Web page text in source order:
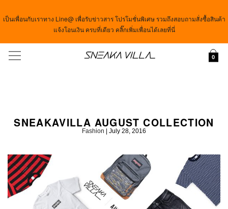
เป็นเพื่อนกับเราทาง Line@ เพื่อรับข่าวสาร โปรโมชั่นพิเศษ รวมถึงสอบถามสั่งซื้อสินค้า
แจ้งโอนเงิน ครบที่เดียว คลิ๊กเพิ่มเพื่อนได้เลยที่นี่
0
Menu
SNEAKAVILLA AUGUST COLLECTION
Fashion July 28, 2016